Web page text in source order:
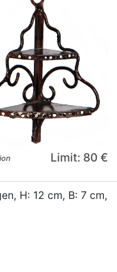
Limit: 80 €
H: 12 cm, B: 7 cm,